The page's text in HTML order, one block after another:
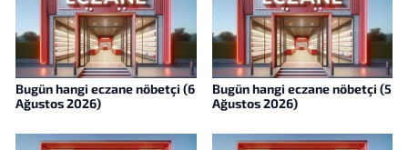
Bugün hangi eczane nöbetçi (6
Ağustos 2026)
Bugün hangi eczane nöbetçi (5
Ağustos 2026)